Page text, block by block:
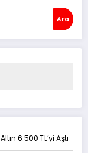
Ara
6.500 TL’yi Aştı